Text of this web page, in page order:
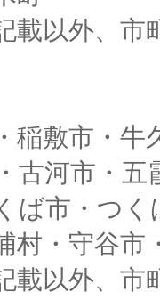
載以外、市
稲敷市・
古河市・
ば市・つ
村・守谷市
載以外、市